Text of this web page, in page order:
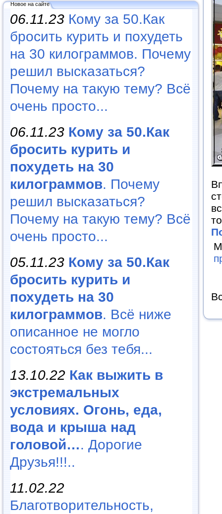
Новое на сайте
06.11.23 Кому за 50.Как
бросить курить и похудеть
на 30 килограммов. Почему
решил высказаться?
Почему на такую тему? Всё
очень просто...
06.11.23 Кому за 50.Как
бросить курить и
похудеть на 30
килограммов. Почему
решил высказаться?
Почему на такую тему? Всё
очень просто...
05.11.23 Кому за 50.Как
бросить курить и
похудеть на 30
килограммов. Всё ниже
описанное не могло
состояться без тебя...
13.10.22 Как выжить в
экстремальных
условиях. Огонь, еда,
вода и крыша над
головой…. Дорогие
Друзья!!!..
11.02.22
Благотворительность,